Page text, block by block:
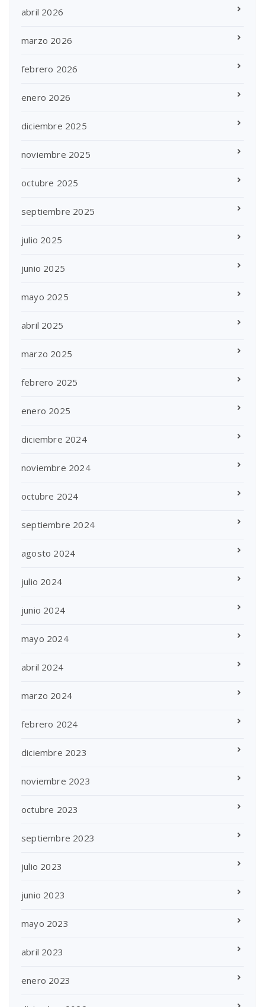
abril 2026
marzo 2026
febrero 2026
enero 2026
diciembre 2025
noviembre 2025
octubre 2025
septiembre 2025
julio 2025
junio 2025
mayo 2025
abril 2025
marzo 2025
febrero 2025
enero 2025
diciembre 2024
noviembre 2024
octubre 2024
septiembre 2024
agosto 2024
julio 2024
junio 2024
mayo 2024
abril 2024
marzo 2024
febrero 2024
diciembre 2023
noviembre 2023
octubre 2023
septiembre 2023
julio 2023
junio 2023
mayo 2023
abril 2023
enero 2023